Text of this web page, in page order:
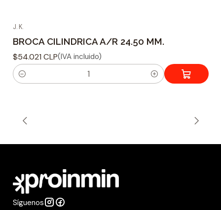
J. K.
BROCA CILINDRICA A/R 24.50 MM.
$54.021 CLP(IVA incluido)
C
d
Síguenos